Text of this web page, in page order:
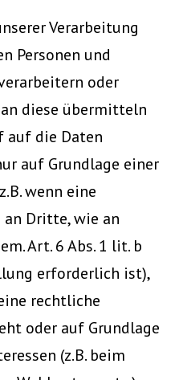
Verarbeitung
Personen und
oder
diese übermitteln
auf die Daten
auf Grundlage einer
wenn eine
Dritte, wie an
Art. 6 Abs. 1 lit. b
erforderlich ist),
rechtliche
oder auf Grundlage
(z.B. beim